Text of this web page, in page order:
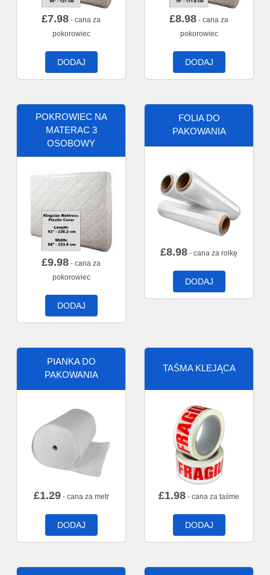
£7.98 - cana za
pokorowiec
DODAJ
£8.98 - cana za
pokorowiec
DODAJ
POKROWIEC NA
MATERAC 3
OSOBOWY
£9.98 - cana za
pokorowiec
DODAJ
FOLIA DO
PAKOWANIA
£8.98 - cana za rolkę
DODAJ
PIANKA DO
PAKOWANIA
£1.29- cana za metr
DODAJ
TAŚMA KLEJĄCA
£1.98 - cana za taśme
DODAJ